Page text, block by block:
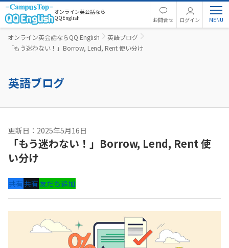
オンライン英会話なら
QQEnglish
お問合せ ログイン
オンライン英会話ならQQ English
英語ブログ
「もう迷わない！」Borrow, Lend, Rent 使い分け
英語ブログ
更新日：2025年5月16日
「もう迷わない！」Borrow, Lend, Rent 使
い分け
共有共有友だち追加